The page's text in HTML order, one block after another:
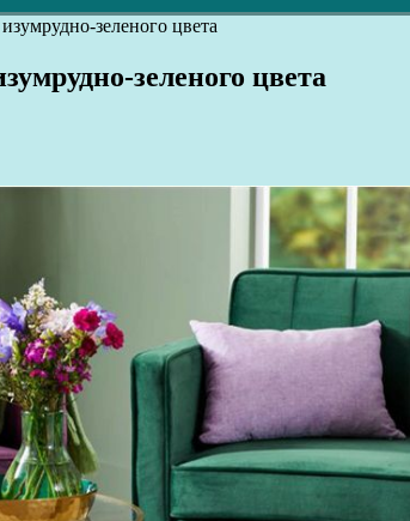
зеленого цвета
зеленого цвета